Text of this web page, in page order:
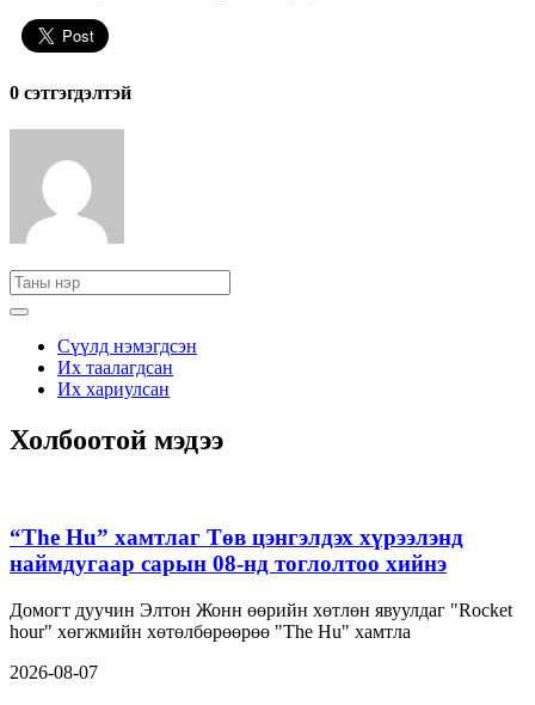
0 cэтгэгдэлтэй
Сүүлд нэмэгдсэн
Их таалагдсан
Их хариулсан
Холбоотой мэдээ
“The Hu” хамтлаг Төв цэнгэлдэх хүрээлэнд
наймдугаар сарын 08-нд тоглолтоо хийнэ
Домогт дуучин Элтон Жонн өөрийн хөтлөн явуулдаг "Rocket
hour" хөгжмийн хөтөлбөрөөрөө "The Hu" хамтла
2026-08-07